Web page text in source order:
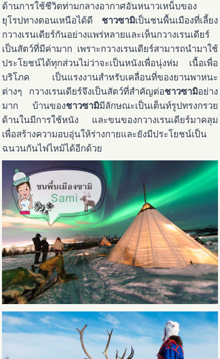
ด้านการใช้ชีวิตท่ามกลางอากาศอันหนาวเหน็บของ
ยุโรปทางตอนเหนือได้ดี ชาวซามิเป็นชนพื้นเมืองที่เลี้ยง
กวางเรนเดียร์กันอย่างแพร่หลายและเห็นกวางเรนเดียร์
เป็นสัตว์ที่มีค่ามาก เพราะกวางเรนเดียร์สามารถนำมาใช้
ประโยชน์ได้ทุกส่วนไม่ว่าจะเป็นหนังเพื่อนุ่งห่ม เนื้อเพื่อ
บริโภค เป็นแรงงานสำหรับเคลื่อนที่ของยานพาหนะ
ต่างๆ กวางเรนเดียร์จึงเป็นสัตว์ที่สำคัญต่อชาวซามิอย่าง
มาก บ้านของชาวซามิมีลักษณะเป็นเต็นท์รูปทรงกรวย
ด้านในมีการใช้หนัง และขนของกวางเรนเดียร์มาคลุม
เพื่อสร้างความอบอุ่นให้ร่างกายและยังมีประโยชน์เป็น
ฉนวนกันไฟไหม้ได้อีกด้วย